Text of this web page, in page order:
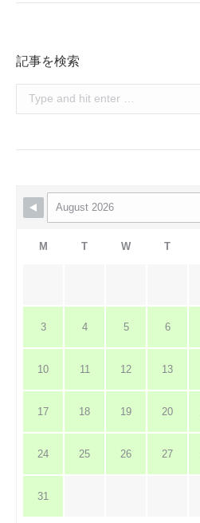
記事を検索
Search:
M T W T
3 4 5 6
10 11 12 13
17 18 19 20
24 25 26 27
31